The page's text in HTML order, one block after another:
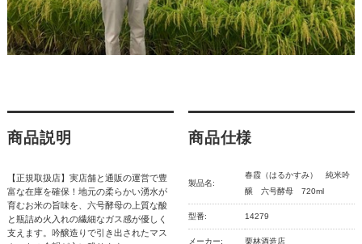
商品説明
【正規取扱店】実店舗と通販の運営で豊
富な在庫を確保！地元の柔らかい湧水が
育むお米の旨味を、六号酵母の上質な酸
と瓶詰め火入れの繊細なガス感が優しく
支えます。吟醸造りで引き出されたマス
商品仕様
製品名:
春霞（はるかすみ） 純米吟
醸 六号酵母 720ml
型番: 14279
メーカー: 栗林酒造店